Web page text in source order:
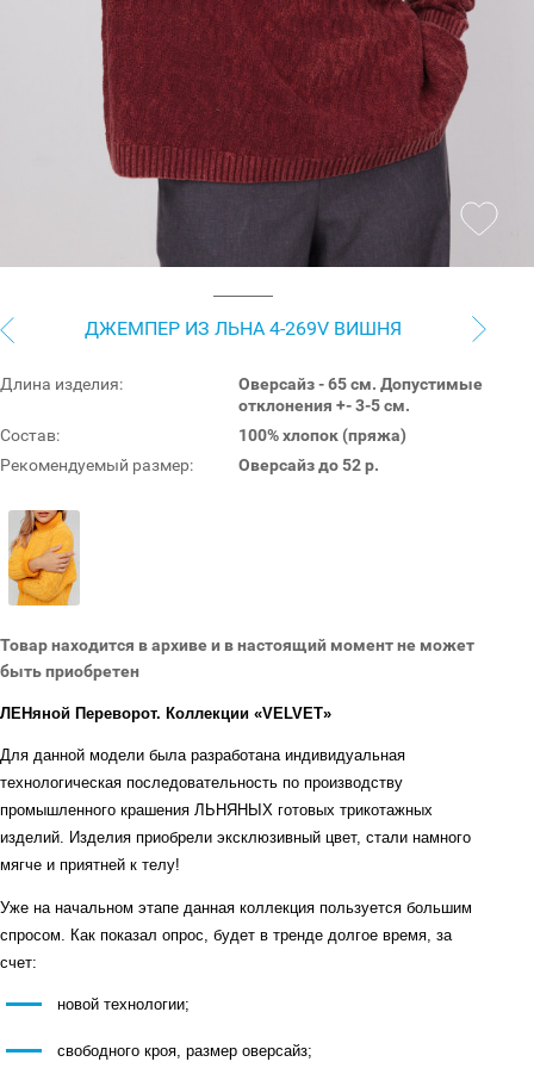
ДЖЕМПЕР ИЗ ЛЬНА 4-269V ВИШНЯ
Длина изделия:
Оверсайз - 65 см. Допустимые
отклонения +- 3-5 см.
Состав:
100% хлопок (пряжа)
Рекомендуемый размер:
Оверсайз до 52 р.
Товар находится в архиве и в настоящий момент не может
быть приобретен
ЛЕНяной Переворот. Коллекции «VELVET»
Для данной модели была разработана индивидуальная
технологическая последовательность по производству
промышленного крашения ЛЬНЯНЫХ готовых трикотажных
изделий. Изделия приобрели эксклюзивный цвет, стали намного
мягче и приятней к телу!
Уже на начальном этапе данная коллекция пользуется большим
спросом. Как показал опрос, будет в тренде долгое время, за
счет:
новой технологии;
свободного кроя, размер оверсайз;